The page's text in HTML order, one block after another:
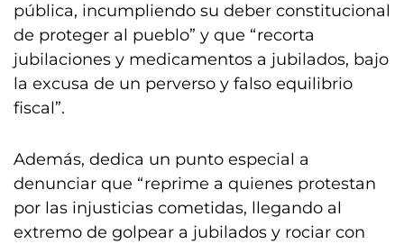
pública, incumpliendo su deber constitucional
de proteger al pueblo” y que “recorta
jubilaciones y medicamentos a jubilados, bajo
la excusa de un perverso y falso equilibrio
fiscal”.
Además, dedica un punto especial a
denunciar que “reprime a quienes protestan
por las injusticias cometidas, llegando al
extremo de golpear a jubilados y rociar con